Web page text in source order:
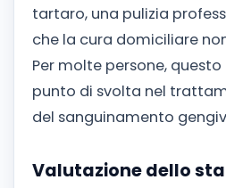
tartaro, una pulizia
che la cura domiciliare
Per molte persone,
punto di svolta nel
del sanguinamento
Valutazione dello